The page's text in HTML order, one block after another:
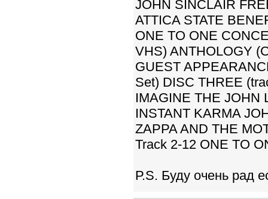
JOHN SINCLAIR
ATTICA STATE
ONE TO ONE
VHS) ANTHOLOGY
GUEST
Set) DISC THREE
IMAGINE THE JOHN
INSTANT KARMA
ZAPPA AND THE
Track 2-12 ONE TO
Р.S. Буду очень рад